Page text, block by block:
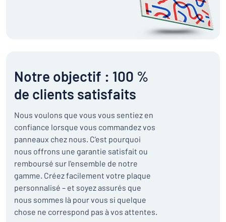
Notre objectif : 100 %
de clients satisfaits
Nous voulons que vous vous sentiez en
confiance lorsque vous commandez vos
panneaux chez nous. C'est pourquoi
nous offrons une garantie satisfait ou
remboursé sur l'ensemble de notre
gamme. Créez facilement votre plaque
personnalisé – et soyez assurés que
nous sommes là pour vous si quelque
chose ne correspond pas à vos attentes.